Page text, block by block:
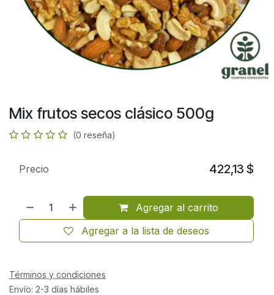
Mix frutos secos clásico 500g
(0 reseña)
Agregar al carrito
Agregar a la lista de deseos
Precio 422,13 $
Términos y condiciones
Envío: 2-3 días hábiles